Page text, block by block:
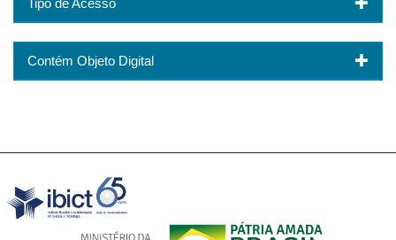
Contém Objeto Digital